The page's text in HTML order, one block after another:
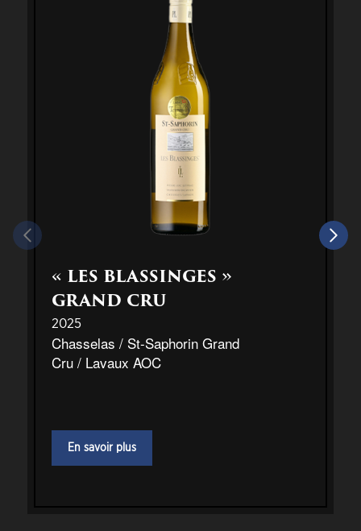
« LES BLASSINGES »
GRAND CRU
2025
Chasselas / St-Saphorin Grand
Cru / Lavaux AOC
En savoir plus